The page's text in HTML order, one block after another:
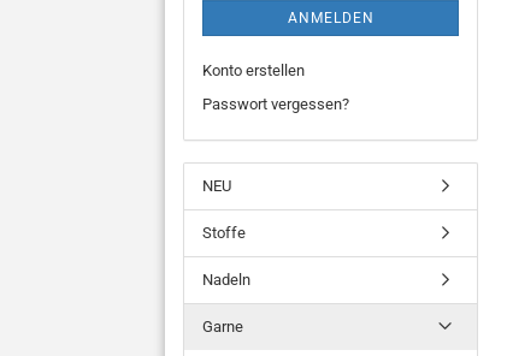
ANMELDEN
Konto erstellen
Passwort vergessen?
NEU
Stoffe
Nadeln
Garne